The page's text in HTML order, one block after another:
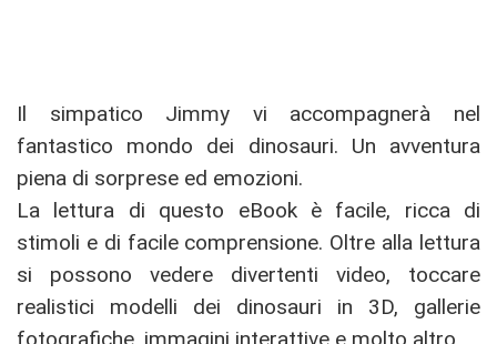
Il simpatico Jimmy vi accompagnerà nel
fantastico mondo dei dinosauri. Un avventura
piena di sorprese ed emozioni.
La lettura di questo eBook è facile, ricca di
stimoli e di facile comprensione. Oltre alla lettura
si possono vedere divertenti video, toccare
realistici modelli dei dinosauri in 3D, gallerie